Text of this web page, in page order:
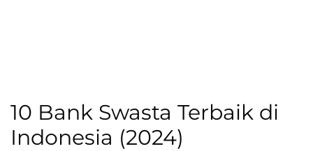
10 Bank Swasta Terbaik di
Indonesia (2024)